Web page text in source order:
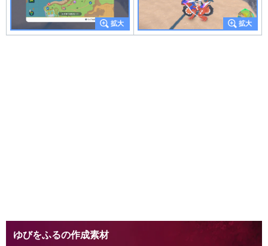
ゆびをふるの作成素材